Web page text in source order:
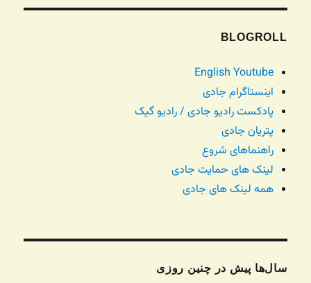
BLOGROLL
English Youtube
اینستاگرام جادی
پادکست رادیو جادی / رادیو گیک
پتریان جادی
راهنماهای شروع
لینک های حمایت جادی
همه لینک های جادی
سال‌ها پیش در چنین روزی